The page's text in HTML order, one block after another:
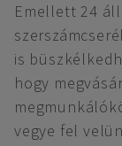
Emellett 24
is
hogy
vegye fel